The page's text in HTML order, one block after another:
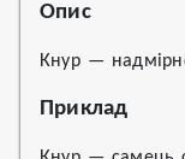
Опис
Кнур —
Приклад